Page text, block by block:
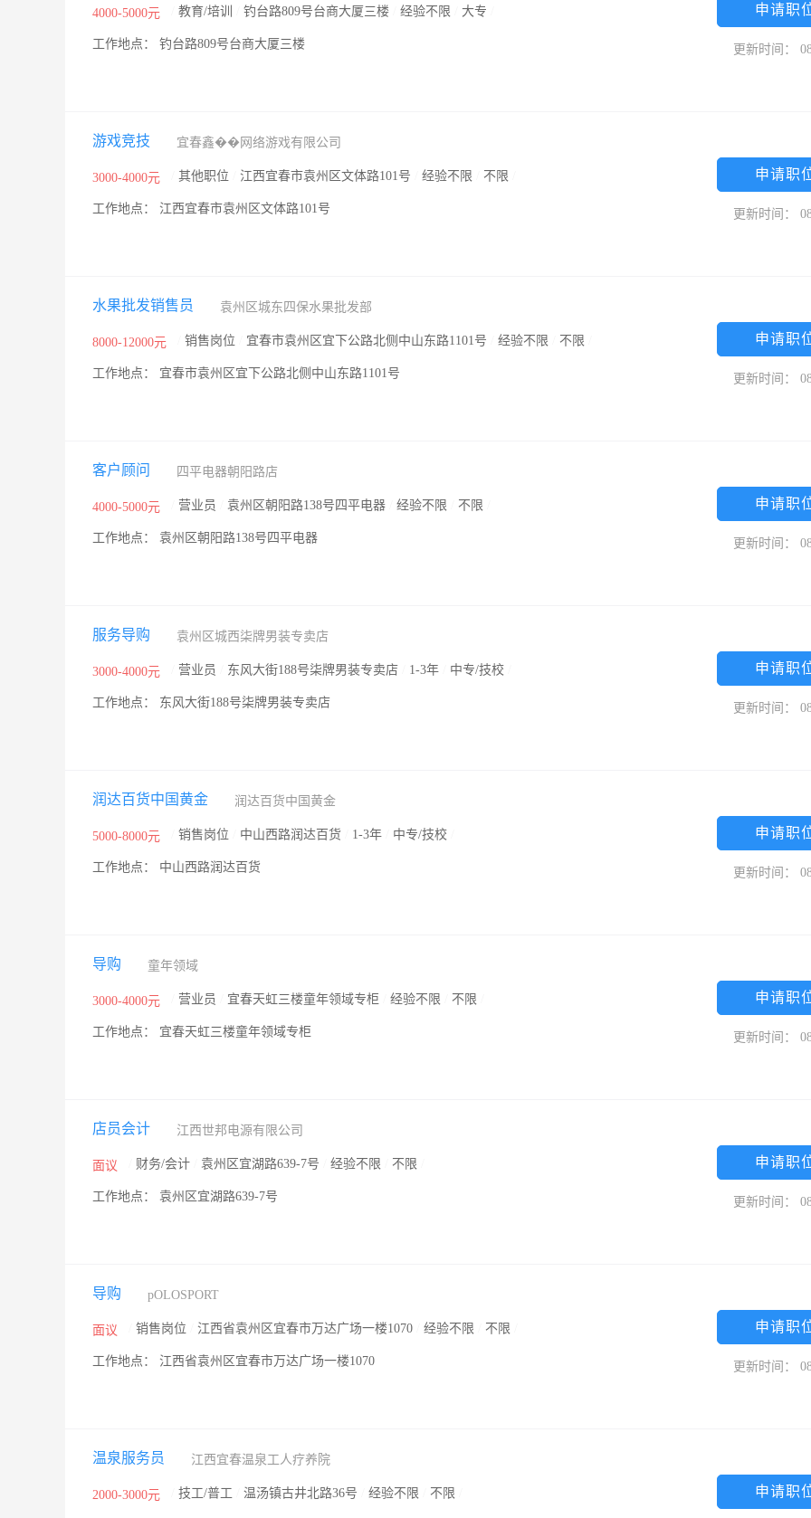
4000-5000元 教育/培训 钓台路809号台商大厦三楼 经验不限 大专
工作地点： 钓台路809号台商大厦三楼
申请职
更新时间：
游戏竞技 宜春鑫��网络游戏有限公司
3000-4000元 其他职位 江西宜春市袁州区文体路101号 经验不限 不限
工作地点： 江西宜春市袁州区文体路101号
申请职
更新时间：
水果批发销售员 袁州区城东四保水果批发部
8000-12000元 销售岗位 宜春市袁州区宜下公路北侧中山东路1101号 经验不限 不限
工作地点： 宜春市袁州区宜下公路北侧中山东路1101号
申请职
更新时间：
客户顾问 四平电器朝阳路店
4000-5000元 营业员 袁州区朝阳路138号四平电器 经验不限 不限
工作地点： 袁州区朝阳路138号四平电器
申请职
更新时间：
服务导购 袁州区城西柒牌男装专卖店
3000-4000元 营业员 东风大街188号柒牌男装专卖店 1-3年 中专/技校
工作地点： 东风大街188号柒牌男装专卖店
申请职
更新时间：
润达百货中国黄金 润达百货中国黄金
5000-8000元 销售岗位 中山西路润达百货 1-3年 中专/技校
工作地点： 中山西路润达百货
申请职
更新时间：
导购 童年领域
3000-4000元 营业员 宜春天虹三楼童年领域专柜 经验不限 不限
工作地点： 宜春天虹三楼童年领域专柜
申请职
更新时间：
店员会计 江西世邦电源有限公司
面议 财务/会计 袁州区宜湖路639-7号 经验不限 不限
工作地点： 袁州区宜湖路639-7号
申请职
更新时间：
导购 pOLOSPORT
面议 销售岗位 江西省袁州区宜春市万达广场一楼1070 经验不限 不限
工作地点： 江西省袁州区宜春市万达广场一楼1070
申请职
更新时间：
温泉服务员 江西宜春温泉工人疗养院
2000-3000元 技工/普工 温汤镇古井北路36号 经验不限 不限 申请职